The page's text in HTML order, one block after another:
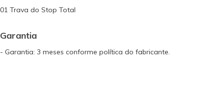
01 Trava do Stop Total
Garantia
- Garantia: 3 meses conforme política do fabricante.